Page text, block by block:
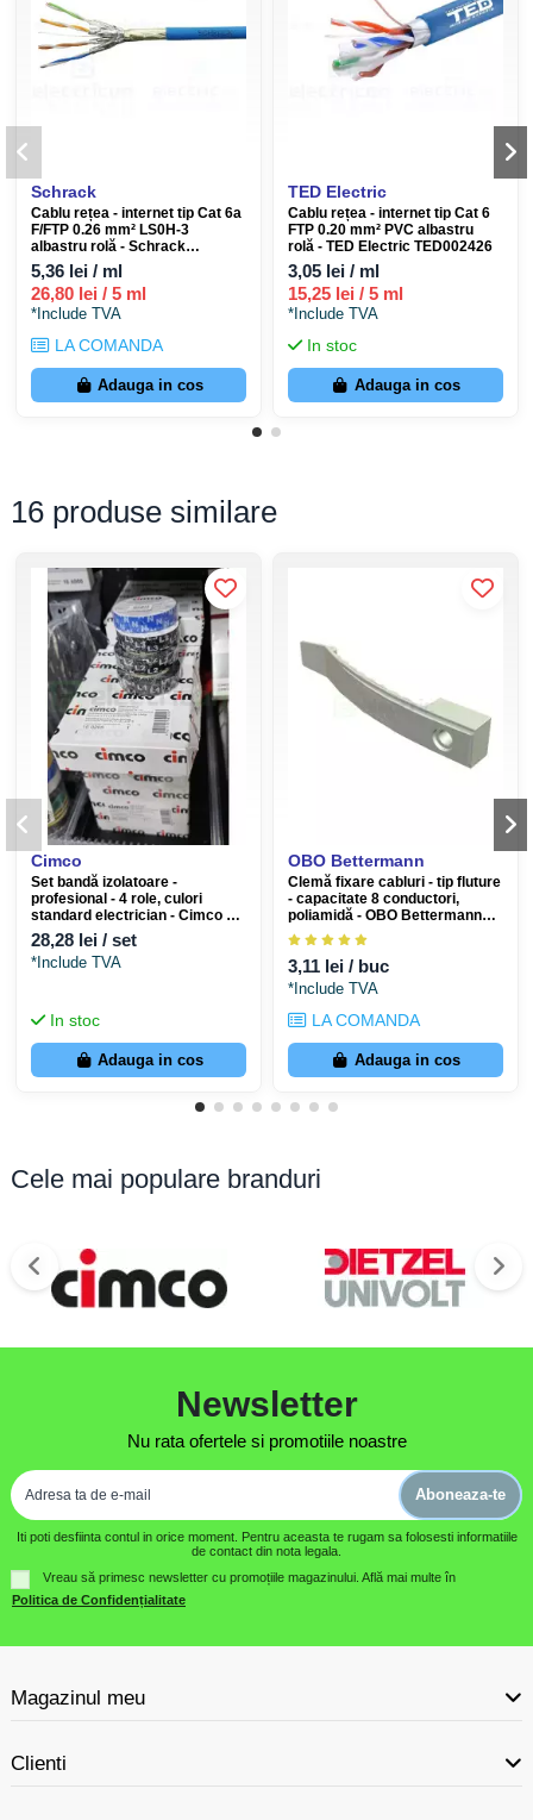
Schrack
Cablu rețea - internet tip Cat 6a
F/FTP 0.26 mm² LS0H-3
albastru rolă - Schrack
HSKP423HA5
5,36 lei / ml
26,80 lei / 5 ml
*Include TVA
LA COMANDA
Adauga in cos
TED Electric
Cablu rețea - internet tip Cat 6
FTP 0.20 mm² PVC albastru
rolă - TED Electric TED002426
3,05 lei / ml
15,25 lei / 5 ml
*Include TVA
In stoc
Adauga in cos
16 produse similare
Cimco
Set bandă izolatoare -
profesional - 4 role, culori
standard electrician - Cimco 16
0205
28,28 lei / set
*Include TVA
In stoc
Adauga in cos
OBO Bettermann
Clemă fixare cabluri - tip fluture
- capacitate 8 conductori,
poliamidă - OBO Bettermann
2205017
3,11 lei / buc
*Include TVA
LA COMANDA
Adauga in cos
Cele mai populare branduri
Newsletter
Nu rata ofertele si promotiile noastre
Aboneaza-te
Iti poti desfiinta contul in orice moment. Pentru aceasta te rugam sa folosesti informatiile
de contact din nota legala.
Vreau să primesc newsletter cu promoțiile magazinului. Află mai multe în
Politica de Confidențialitate
Magazinul meu
Clienti